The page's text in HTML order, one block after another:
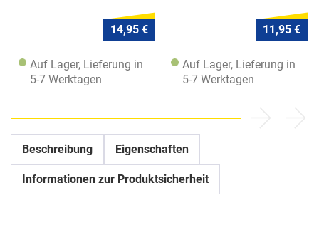
14,95 €
Auf Lager, Lieferung in
5-7 Werktagen
11,95 €
Auf Lager, Lieferung in
5-7 Werktagen
Beschreibung Eigenschaften
Informationen zur Produktsicherheit